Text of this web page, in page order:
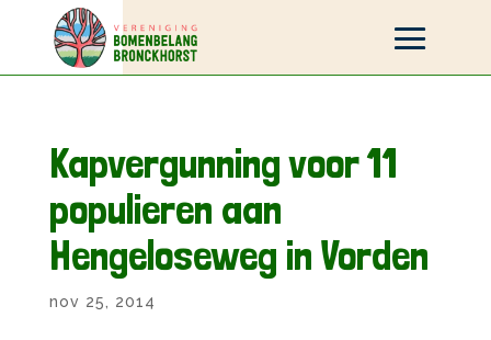
Kapvergunning voor 11
populieren aan
Hengeloseweg in Vorden
nov 25, 2014